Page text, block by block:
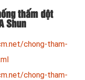
thấm dột
Shun
chong-tham-
chong-tham-